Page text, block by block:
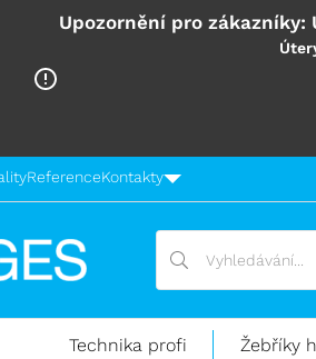
Upozornění pro zákazníky:
ReferenceKontakty
Vyhledávání
Vyhledávání
Technika profi Žebříky